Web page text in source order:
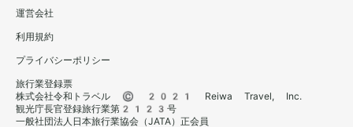
運営会社
利用規約
プライバシーポリシー
旅行業登録票
株式会社令和トラベル © 2021 Reiwa Travel, Inc.
観光庁長官登録旅行業第2123号
一般社団法人日本旅行業協会（JATA）正会員